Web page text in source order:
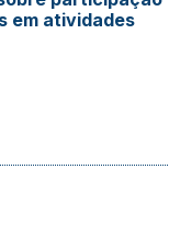
em atividades